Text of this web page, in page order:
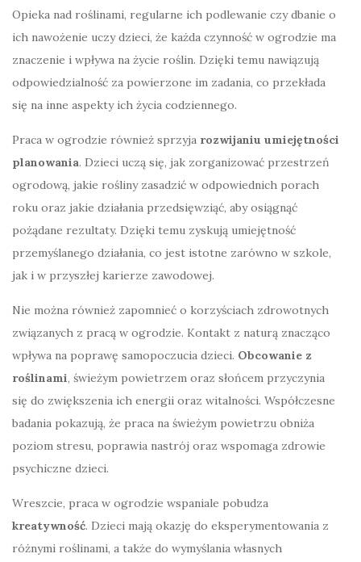
Opieka nad roślinami, regularne ich podlewanie czy dbanie o
ich nawożenie uczy dzieci, że każda czynność w ogrodzie ma
znaczenie i wpływa na życie roślin. Dzięki temu nawiązują
odpowiedzialność za powierzone im zadania, co przekłada
się na inne aspekty ich życia codziennego.
Praca w ogrodzie również sprzyja rozwijaniu umiejętności
planowania. Dzieci uczą się, jak zorganizować przestrzeń
ogrodową, jakie rośliny zasadzić w odpowiednich porach
roku oraz jakie działania przedsięwziąć, aby osiągnąć
pożądane rezultaty. Dzięki temu zyskują umiejętność
przemyślanego działania, co jest istotne zarówno w szkole,
jak i w przyszłej karierze zawodowej.
Nie można również zapomnieć o korzyściach zdrowotnych
związanych z pracą w ogrodzie. Kontakt z naturą znacząco
wpływa na poprawę samopoczucia dzieci. Obcowanie z
roślinami, świeżym powietrzem oraz słońcem przyczynia
się do zwiększenia ich energii oraz witalności. Współczesne
badania pokazują, że praca na świeżym powietrzu obniża
poziom stresu, poprawia nastrój oraz wspomaga zdrowie
psychiczne dzieci.
Wreszcie, praca w ogrodzie wspaniale pobudza
kreatywność. Dzieci mają okazję do eksperymentowania z
różnymi roślinami, a także do wymyślania własnych